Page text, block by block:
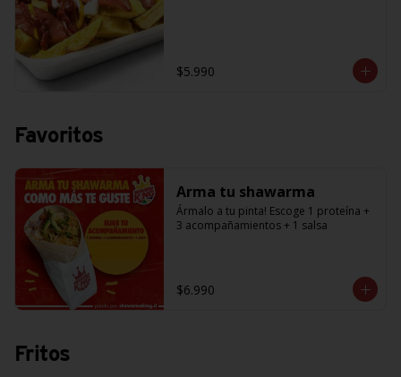
$5.990
Favoritos
Arma tu shawarma
Ármalo a tu pinta! Escoge 1 proteína +
3 acompañamientos + 1 salsa
$6.990
Fritos